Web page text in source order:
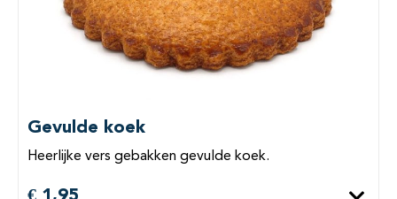
Gevulde koek
Heerlijke vers gebakken gevulde koek.
€ 1,95